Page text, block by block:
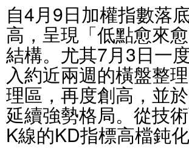
自4月9日加權指數落
高，呈現「低點愈來
結構。尤其7月3日一
入約近兩週的橫盤整
理區，再度創高，並
延續強勢格局。從技
K線的KD指標高檔鈍